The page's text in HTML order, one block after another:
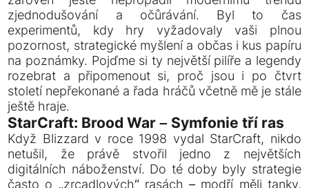
zjednodušování a očůrávání. Byl to čas
experimentů, kdy hry vyžadovaly vaši plnou
pozornost, strategické myšlení a občas i kus papíru
na poznámky. Pojďme si ty největší pilíře a legendy
rozebrat a připomenout si, proč jsou i po čtvrt
století nepřekonané a řada hráčů včetně mě je stále
ještě hraje.
StarCraft: Brood War – Symfonie tří ras
Když Blizzard v roce 1998 vydal StarCraft, nikdo
netušil, že právě stvořil jedno z největších
digitálních náboženství. Do té doby byly strategie
často o „zrcadlových“ rasách – modří měli tanky,